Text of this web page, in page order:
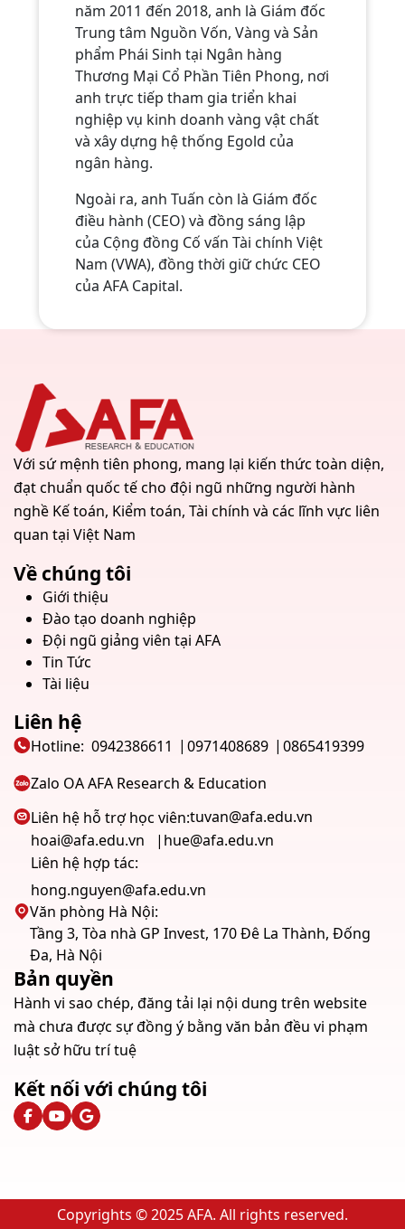
năm 2011 đến 2018, anh là Giám đốc
Trung tâm Nguồn Vốn, Vàng và Sản
phẩm Phái Sinh tại Ngân hàng
Thương Mại Cổ Phần Tiên Phong, nơi
anh trực tiếp tham gia triển khai
nghiệp vụ kinh doanh vàng vật chất
và xây dựng hệ thống Egold của
ngân hàng.
Ngoài ra, anh Tuấn còn là Giám đốc
điều hành (CEO) và đồng sáng lập
của Cộng đồng Cố vấn Tài chính Việt
Nam (VWA), đồng thời giữ chức CEO
của AFA Capital.
Với sứ mệnh tiên phong, mang lại kiến thức toàn diện,
đạt chuẩn quốc tế cho đội ngũ những người hành
nghề Kế toán, Kiểm toán, Tài chính và các lĩnh vực liên
quan tại Việt Nam
Về chúng tôi
Giới thiệu
Đào tạo doanh nghiệp
Đội ngũ giảng viên tại AFA
Tin Tức
Tài liệu
Liên hệ
Hotline: 0942386611 0971408689
0865419399
Zalo OA AFA Research & Education
Liên hệ hỗ trợ học viên:tuvan@afa.edu.vn
hoai@afa.edu.vn
hue@afa.edu.vn
Liên hệ hợp tác:
hong.nguyen@afa.edu.vn
Văn phòng Hà Nội:
Tầng 3, Tòa nhà GP Invest, 170 Đê La Thành, Đống
Đa, Hà Nội
Bản quyền
Hành vi sao chép, đăng tải lại nội dung trên website
mà chưa được sự đồng ý bằng văn bản đều vi phạm
luật sở hữu trí tuệ
Kết nối với chúng tôi
Copyrights © 2025 AFA. All rights reserved.